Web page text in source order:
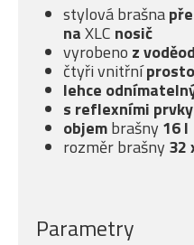
stylová brašna
naXLC nosič
vyrobeno z
čtyři vnitřní
lehce
s reflexními prvky
objembrašny 16 l
rozměr brašny 32
Parametry